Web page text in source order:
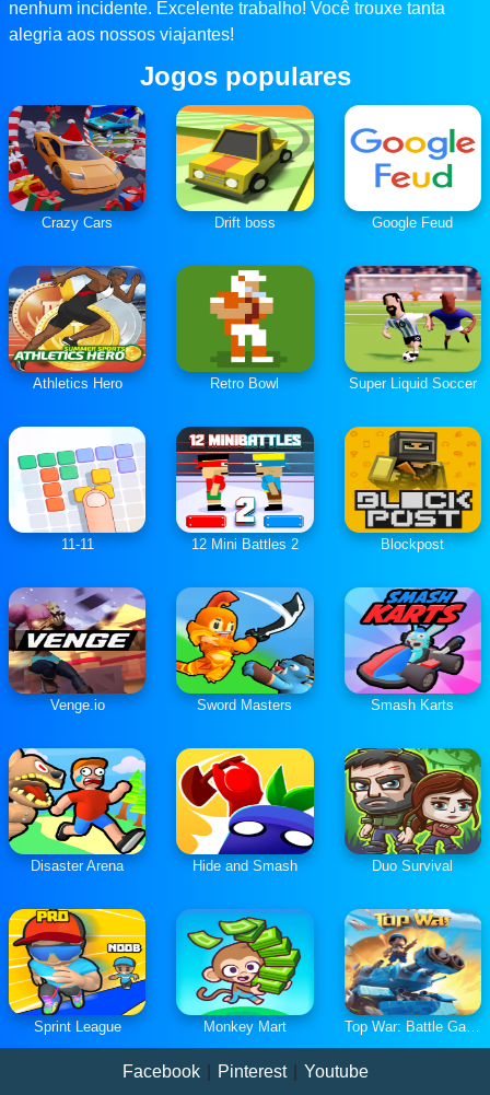
nenhum incidente. Excelente trabalho! Você trouxe tanta
alegria aos nossos viajantes!
Jogos populares
Crazy Cars Drift boss Google Feud
Athletics Hero Retro Bowl Super Liquid Soccer
11-11 12 Mini Battles 2 Blockpost
Venge.io Sword Masters Smash Karts
Disaster Arena Hide and Smash Duo Survival
Sprint League Monkey Mart Top War: Battle Game
Facebook Pinterest Youtube